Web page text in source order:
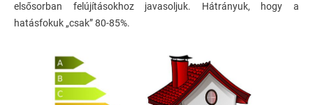
elsősorban felújításokhoz javasoljuk. Hátrányuk, hogy a
hatásfokuk „csak” 80-85%.